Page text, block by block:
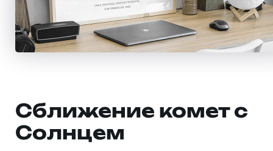
Сближение комет с
Солнцем